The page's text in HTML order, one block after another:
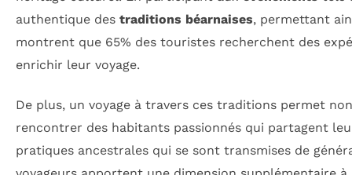
authentique des traditions béarnaises, permettant
montrent que 65% des touristes recherchent des
enrichir leur voyage.
De plus, un voyage à travers ces traditions permet
rencontrer des habitants passionnés qui partagent
pratiques ancestrales qui se sont transmises de